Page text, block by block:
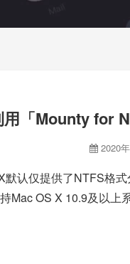
用「Mounty for
2020
认仅提供了NTFS格
Mac OS X 10.9及以上